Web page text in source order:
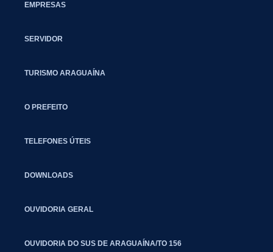
EMPRESAS
SERVIDOR
TURISMO ARAGUAÍNA
O PREFEITO
TELEFONES ÚTEIS
DOWNLOADS
OUVIDORIA GERAL
OUVIDORIA DO SUS DE ARAGUAÍNA/TO 156